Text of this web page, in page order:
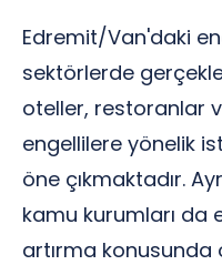
Edremit/Van'daki
sektörlerde
oteller, restoranlar
engellilere yönelik
öne çıkmaktadır.
kamu kurumları da
artırma konusunda